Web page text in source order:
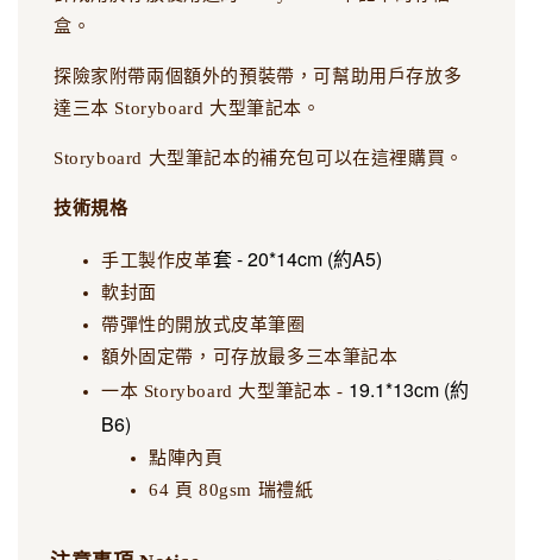
盒。
探險家附帶兩個額外的預裝帶，可幫助用戶存放多
達三本 Storyboard 大型筆記本。
Storyboard 大型筆記本的補充包可以在這裡購買。
技術規格
手工製作皮革套 - 20*14cm (約A5)
軟封面
帶彈性的開放式皮革筆圈
額外固定帶，可存放最多三本筆記本
一本 Storyboard 大型筆記本 - 19.1*13cm (約
B6)
點陣內頁
64 頁 80gsm 瑞禮紙